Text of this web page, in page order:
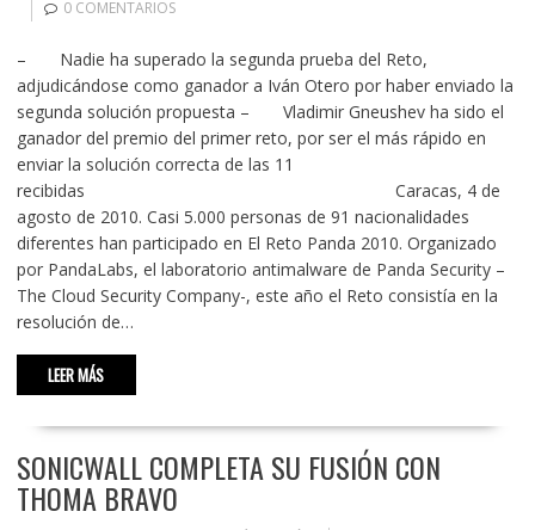
0 COMENTARIOS
– Nadie ha superado la segunda prueba del Reto,
adjudicándose como ganador a Iván Otero por haber enviado la
segunda solución propuesta – Vladimir Gneushev ha sido el
ganador del premio del primer reto, por ser el más rápido en
enviar la solución correcta de las 11
recibidas Caracas, 4 de
agosto de 2010. Casi 5.000 personas de 91 nacionalidades
diferentes han participado en El Reto Panda 2010. Organizado
por PandaLabs, el laboratorio antimalware de Panda Security –
The Cloud Security Company-, este año el Reto consistía en la
resolución de…
LEER MÁS
SONICWALL COMPLETA SU FUSIÓN CON
THOMA BRAVO